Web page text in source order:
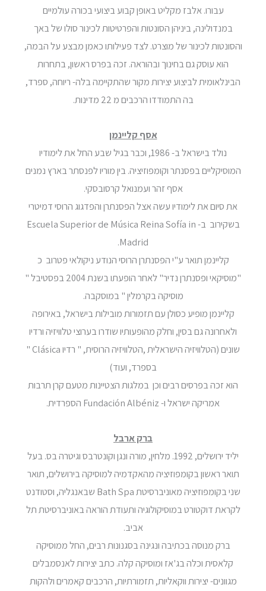
עבורו. אלבז מקליט באופן קבוע ביצועי בכורה עולמיים
במנדולינה, ביניהן הסונטות והפרטיטות לכינור סולו של באך
והסונטות לכינור של מוצרט. לצד פעילותו כאמן מבצע על הבמה,
הוא עוסק גם בחינוך ובהוראה. זכה בפרס ראשון, בתחרות
הבינלאומית לביצוע יצירות מקור שהתקיימה בלה- ריוחה, ספרד,
בה התמודדו הרכבים מ 22 מדינות.
אסף קליינמן
נולד בישראל ב- 1986, וכבר בגיל שבע החל את לימודיו
המוסיקליים בפסנתר וקומפוזיציה. בין מוריו לפנסתר בארץ נמנים
אסף זהר ועמנואל קרסובסקי.
את סיום את לימודיו עשה אצל הפסנתרן והפדגוג הרוסי דמיטרי
בשקירוב ב- Escuela Superior de Música Reina Sofía in
Madrid.
קליינמן תואר ע"י הפסנתרן הרוסי הנודע ניקולאי פטרוב כ
"מוסיקאי ופסנתרן נדיר" לאחר הופעתו בשנת 2004 בפסטיבל "
מוסיקה בקרמלין " במוסקבה.
קליינמן מופיע כסולן עם תזמורות מובילות בישראל, באירופה
ולאחרונה גם בסין, וחלק מהופעותיו שודרו בערוצי טלוויזיה ורדיו
שונים (הטלוויזיה הישראלית ,הטלוויזיה הרוסית, " רדיו Clásica "
בספרד, ועוד)
הוא זכה בפרסים רבים וכן במלגות הצטיינות מטעם קרן תרבות
אמריקה ישראל ו- Fundación Albéniz הספרדית.
ברק ארבל
יליד ירושלים, 1992. מלחין, מורה ונגן וקונטרבס וגיטרה בס. בעל
תואר ראשון בקומפוזיציה מהאקדמיה למוסיקה בירושלים, תואר
שני בקומפוזיציה מאוניברסיטת Bath Spa שבאנגליה, וסטודנט
לקראת דוקטורט במוסיקולוגיה ותעודת הוראה באוניברסיטת תל
אביב.
ברק מנוסה בכתיבה ונגינה בסגנונות רבים, החל ממוסיקה
קלאסית וכלה בג'אז ומוסיקה קלה. כתב יצירות לאנסמבלים
מגוונים- יצירות ווקאליות, תזמורתיות, הרכבים קאמרים ולהקות